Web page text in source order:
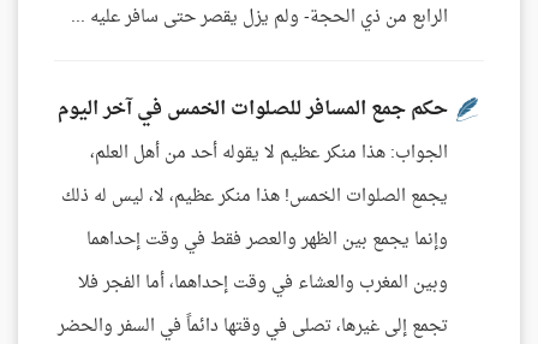
الرابع من ذي الحجة- ولم يزل يقصر حتى سافر عليه ...
حكم جمع المسافر للصلوات الخمس في آخر اليوم
الجواب: هذا منكر عظيم لا يقوله أحد من أهل العلم،
يجمع الصلوات الخمس! هذا منكر عظيم، لا، ليس له ذلك
وإنما يجمع بين الظهر والعصر فقط في وقت إحداهما
وبين المغرب والعشاء في وقت إحداهما، أما الفجر فلا
تجمع إلى غيرها، تصلى في وقتها دائماً في السفر والحضر